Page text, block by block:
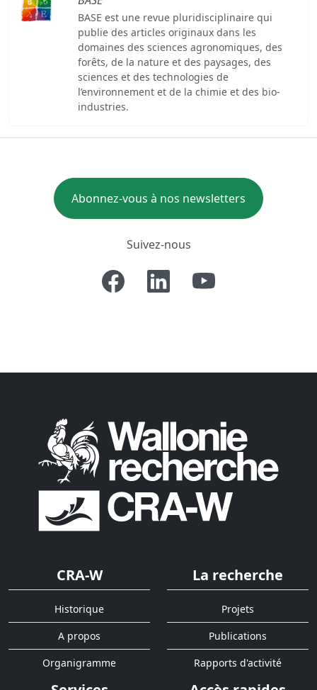
BASE est une revue pluridisciplinaire qui
publie des articles originaux dans les
domaines des sciences agronomiques, des
forêts, de la nature et des paysages, des
sciences et des technologies de
l’environnement et de la chimie et des bio-
industries.
Abonnez-vous à nos newsletters
Suivez-nous
CRA-W
Historique
A propos
Organigramme
La recherche
Projets
Publications
Rapports d'activité